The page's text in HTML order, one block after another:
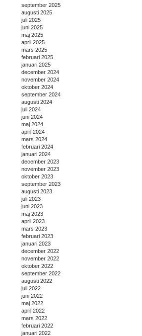
september 2025
augusti 2025
juli 2025
juni 2025
maj 2025
april 2025
mars 2025
februari 2025
januari 2025
december 2024
november 2024
oktober 2024
september 2024
augusti 2024
juli 2024
juni 2024
maj 2024
april 2024
mars 2024
februari 2024
januari 2024
december 2023
november 2023
oktober 2023
september 2023
augusti 2023
juli 2023
juni 2023
maj 2023
april 2023
mars 2023
februari 2023
januari 2023
december 2022
november 2022
oktober 2022
september 2022
augusti 2022
juli 2022
juni 2022
maj 2022
april 2022
mars 2022
februari 2022
januari 2022